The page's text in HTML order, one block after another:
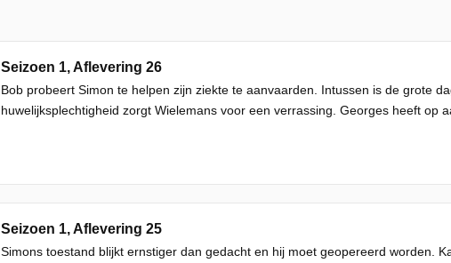
Seizoen 1, Aflevering 26
Bob probeert Simon te helpen zijn ziekte te aanvaarden. Intussen is de grote
huwelijksplechtigheid zorgt Wielemans voor een verrassing. Georges heeft op
Seizoen 1, Aflevering 25
Simons toestand blijkt ernstiger dan gedacht en hij moet geopereerd worden.